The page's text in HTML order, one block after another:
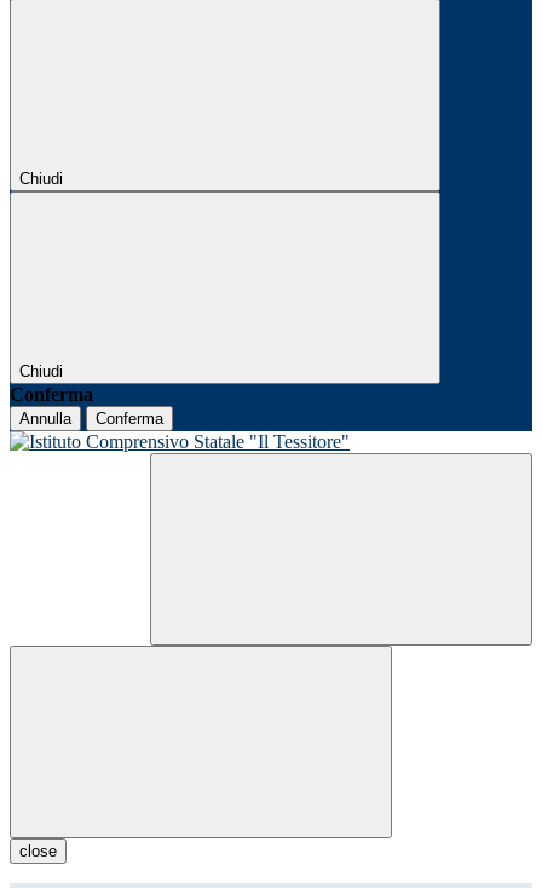
Chiudi
Chiudi
Conferma
Annulla Conferma
close